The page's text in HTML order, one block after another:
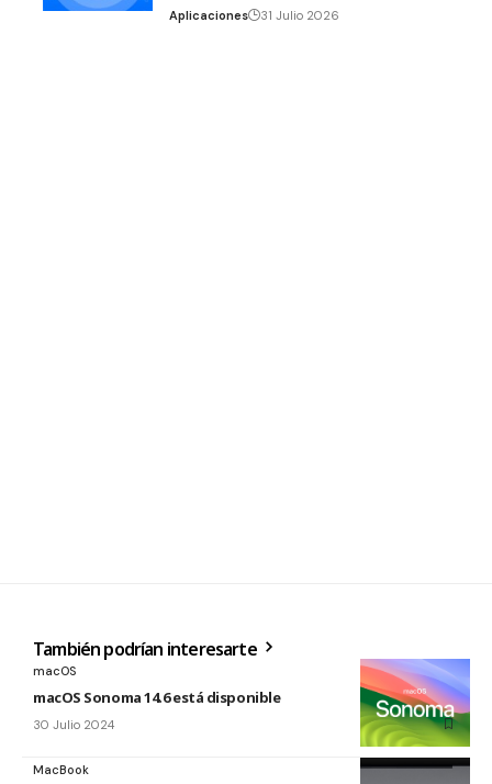
Aplicaciones 31 Julio 2026
También podrían interesarte
macOS
macOS Sonoma 14.6 está disponible
30 Julio 2024
MacBook